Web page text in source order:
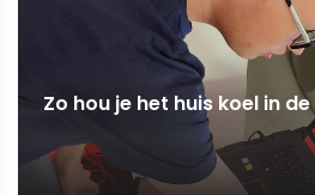
Zo hou je het huis koel in